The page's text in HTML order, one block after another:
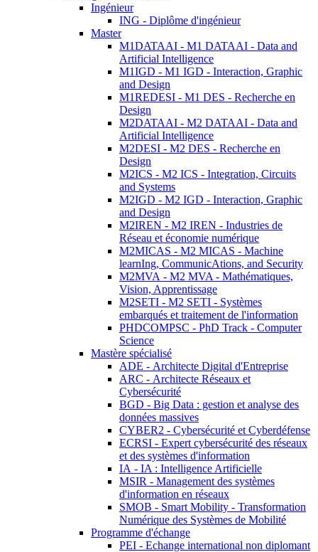
Ingénieur
ING - Diplôme d'ingénieur
Master
M1DATAAI - M1 DATAAI - Data and
Artificial Intelligence
M1IGD - M1 IGD - Interaction, Graphic
and Design
M1REDESI - M1 DES - Recherche en
Design
M2DATAAI - M2 DATAAI - Data and
Artificial Intelligence
M2DESI - M2 DES - Recherche en
Design
M2ICS - M2 ICS - Integration, Circuits
and Systems
M2IGD - M2 IGD - Interaction, Graphic
and Design
M2IREN - M2 IREN - Industries de
Réseau et économie numérique
M2MICAS - M2 MICAS - Machine
learnIng, CommunicAtions, and Security
M2MVA - M2 MVA - Mathématiques,
Vision, Apprentissage
M2SETI - M2 SETI - Systèmes
embarqués et traitement de l'information
PHDCOMPSC - PhD Track - Computer
Science
Mastère spécialisé
ADE - Architecte Digital d'Entreprise
ARC - Architecte Réseaux et
Cybersécurité
BGD - Big Data : gestion et analyse des
données massives
CYBER2 - Cybersécurité et Cyberdéfense
ECRSI - Expert cybersécurité des réseaux
et des systèmes d'information
IA - IA : Intelligence Artificielle
MSIR - Management des systèmes
d'information en réseaux
SMOB - Smart Mobility - Transformation
Numérique des Systèmes de Mobilité
Programme d'échange
PEI - Echange international non diplomant